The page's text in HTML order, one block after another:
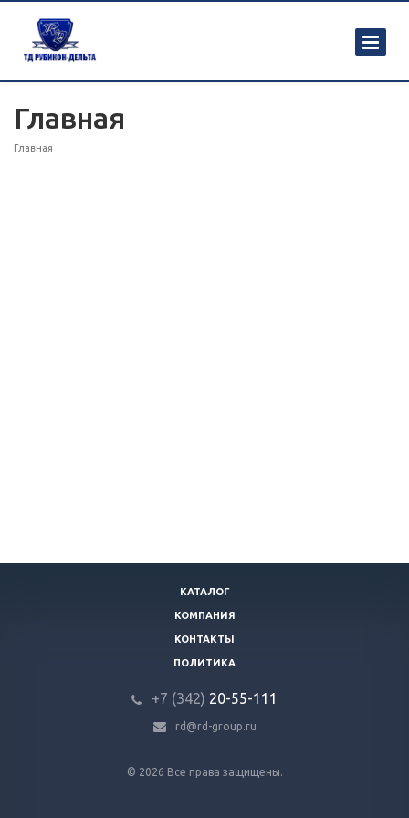
Главная
Главная
© 2026 Все права защищены.
КАТАЛОГ
КОМПАНИЯ
КОНТАКТЫ
ПОЛИТИКА
+7 (342) 20-55-111
rd@rd-group.ru